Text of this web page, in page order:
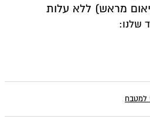
שלנו:
למטבח